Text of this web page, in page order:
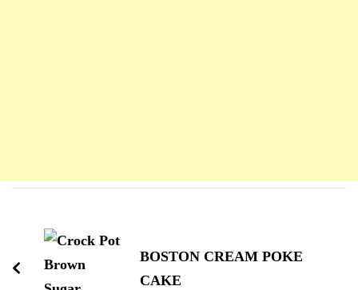
d'article
BOSTON CREAM POKE
CAKE